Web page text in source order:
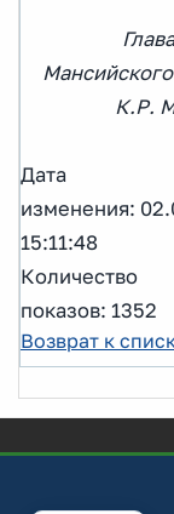
К.Р.
Дата
изменения:
15:11:48
Количество
показов: 1352
Возврат к